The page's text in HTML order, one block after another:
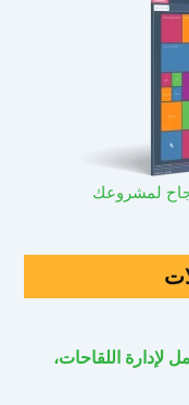
لمشروعك
لإدارة اللقاحات،